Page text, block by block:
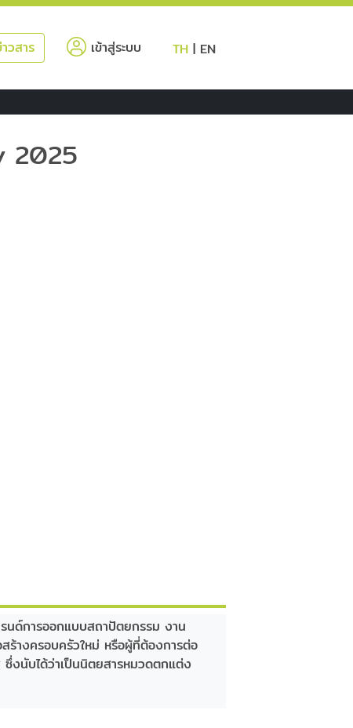
วสาร เข้าสู่ระบบ(current)
TH| EN
2025
นด์การออกแบบสถาปัตยกรรม งาน
างครอบครัวใหม่ หรือผู้ที่ต้องการต่อ
งนับได้ว่าเป็นนิตยสารหมวดตกแต่ง